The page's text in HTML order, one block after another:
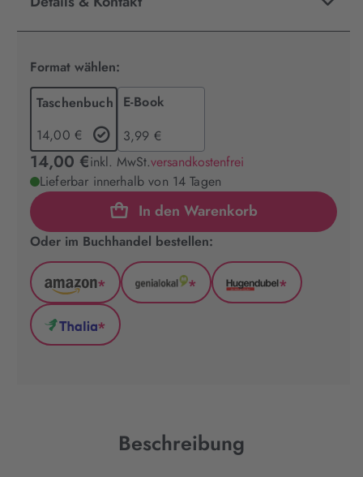
Format wählen:
Taschenbuch
14,00 €
E-Book
3,99 €
14,00 €inkl. MwSt.versandkostenfrei
Lieferbar innerhalb von 14 Tagen
In den Warenkorb
Oder im Buchhandel bestellen:
Amazon
(wird
in
neuem
*
GenialLokal
*
Hugendubel
*
Thalia
*
Beschreibung